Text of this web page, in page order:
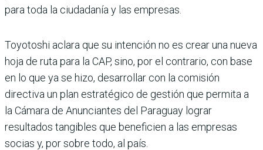
para toda la ciudadanía y las empresas.
Toyotoshi aclara que su intención no es crear una nueva
hoja de ruta para la CAP, sino, por el contrario, con base
en lo que ya se hizo, desarrollar con la comisión
directiva un plan estratégico de gestión que permita a
la Cámara de Anunciantes del Paraguay lograr
resultados tangibles que beneficien a las empresas
socias y, por sobre todo, al país.